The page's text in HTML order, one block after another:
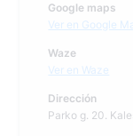
Google maps
Ver en Google
Waze
Ver en Waze
Dirección
Parko g. 20.